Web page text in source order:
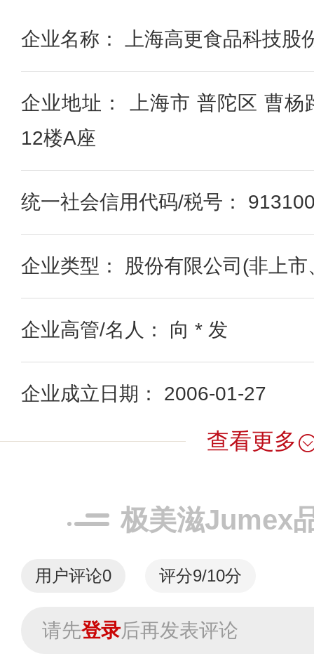
企业名称： 上海高更食品科技股
企业地址： 上海市 普陀区 曹杨
12楼A座
统一社会信用代码/税号：
企业类型： 股份有限公司(非上
企业高管/名人： 向 * 发
企业成立日期： 2006-01-27
查看更多
极美滋Jumex
用户评论0 评分9/10分
请先登录后再发表评论